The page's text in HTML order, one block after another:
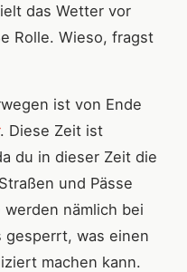
das Wetter vor
Rolle. Wieso, fragst
ist von Ende
. Diese Zeit ist
du in dieser Zeit die
und Pässe
nämlich bei
gesperrt, was einen
machen kann.